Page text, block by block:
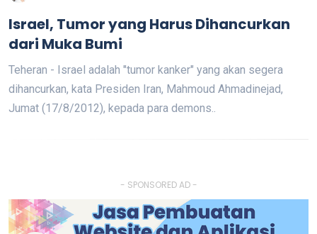
Israel, Tumor yang Harus Dihancurkan
dari Muka Bumi
Teheran - Israel adalah "tumor kanker" yang akan segera
dihancurkan, kata Presiden Iran, Mahmoud Ahmadinejad,
Jumat (17/8/2012), kepada para demons..
- SPONSORED AD -